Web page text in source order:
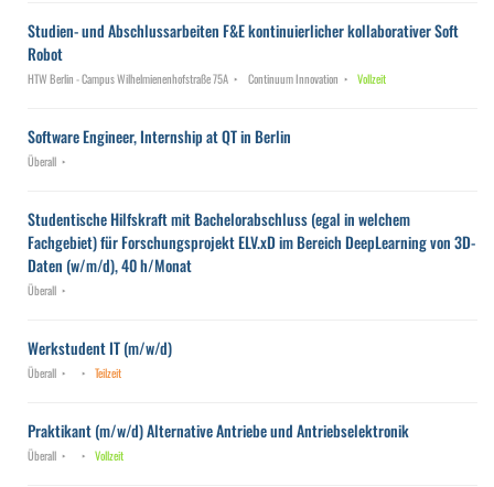
Studien- und Abschlussarbeiten F&E kontinuierlicher kollaborativer Soft
Robot
HTW Berlin - Campus Wilhelmienenhofstraße 75A Continuum Innovation Vollzeit
Software Engineer, Internship at QT in Berlin
Überall
Studentische Hilfskraft mit Bachelorabschluss (egal in welchem
Fachgebiet) für Forschungsprojekt ELV.xD im Bereich DeepLearning von 3D-
Daten (w/m/d), 40 h/Monat
Überall
Werkstudent IT (m/w/d)
Überall Teilzeit
Praktikant (m/w/d) Alternative Antriebe und Antriebselektronik
Überall Vollzeit